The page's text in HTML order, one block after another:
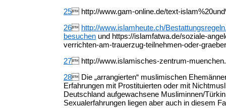
25 http://www.gam-online.de/text-
26 http://www.islamheute.ch/
besuchen und https://islamfatwa.de/soziale-
verrichten-am-trauerzug-teilnehmen-oder-
27 http://www.islamisches-zentrum-
28 Die „arrangierten“ muslimischen
Erfahrungen mit Prostituierten oder mit
Deutschland aufgewachsene Musliminnen/
Sexualerfahrungen liegen aber auch in diesem